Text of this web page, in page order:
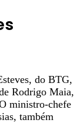
do BTG,
Rodrigo Maia,
ministro-chefe
também